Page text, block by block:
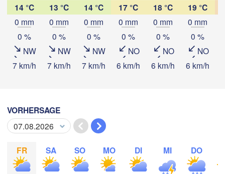
14 °C
0 mm
0 %
NW
7 km/h
13 °C
0 mm
0 %
NW
7 km/h
14 °C
0 mm
0 %
NW
7 km/h
17 °C
0 mm
0 %
NO
6 km/h
18 °C
0 mm
0 %
NO
6 km/h
19 °C
0 mm
0 %
NO
6 km/h
VORHERSAGE
FR SA SO MO DI MI DO
Temperatur
Mo
03. Aug
Di
04. Aug
Mi
05. Aug
Do
06. Aug
:00 09:00 10:00 11:00 12 13 :00
App herunterladen